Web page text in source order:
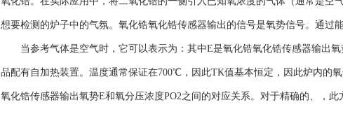
想要检测的炉子中的气氛。氧化锆氧化锆传感器输出的信号是氧势信号。通过
当参考气体是空气时，它可以表示为：其中E是氧化锆氧化锆传感器输出氧
品配有自加热装置。温度通常保证在700℃，因此TK值基本恒定，因此炉内的
氧化锆传感器输出氧势E和氧分压浓度PO2之间的对应关系。对于精确的、，此